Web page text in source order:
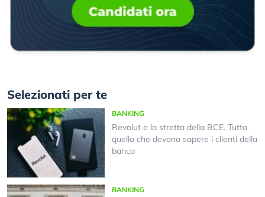
Selezionati per te
BANKING
Revolut e la stretta della BCE. Tutto
quello che devono sapere i clienti della
banca
BANKING